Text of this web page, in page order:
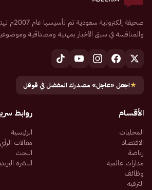
صحيفة
والمنافسة في سبق الأخبار بمهنية ومصداقية
★اجعل «عاجل» مصدرك المفضل في قوقل
الأقسام
المحليات
الاقتصاد
رياضة
مدارات عالمية
وظائف
الترفيه
روابط
الرئيسية
مقالات الرأي
البحث
النشرة